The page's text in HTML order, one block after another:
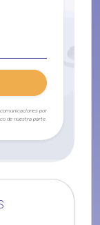
por
de nuestra parte.